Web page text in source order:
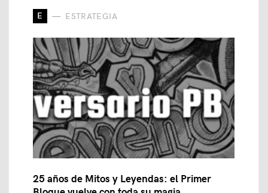
E ESTRATEGIA
25 años de Mitos y Leyendas: el Primer